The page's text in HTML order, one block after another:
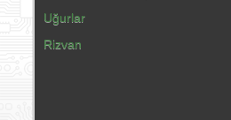
Uğurlar
Rizvan